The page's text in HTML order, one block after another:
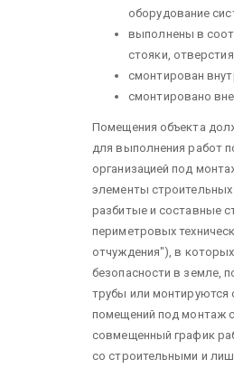
оборудование
выполнены в
стояки,
смонтирован
смонтировано
Помещения объекта
для выполнения работ
организацией под
элементы
разбитые и состав­ные
периметровых
отчуждения"), в
безопасности в земле,
трубы или мон­тируются
помещений под монтаж
совмещенный график
со строительными и